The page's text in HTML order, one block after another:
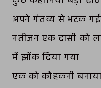
अपने गंतव्य से भटक गईं
नतीजन एक दासी को
में झोंक दिया गया
एक को कौहकनी